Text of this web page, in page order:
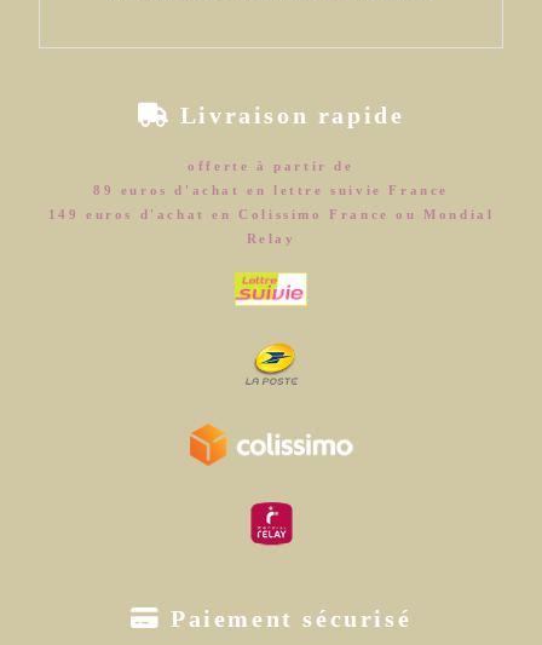
 Livraison rapide
offerte à partir de
89 euros d'achat en lettre suivie France
149 euros d'achat en Colissimo France ou Mondial
Relay
 Paiement sécurisé